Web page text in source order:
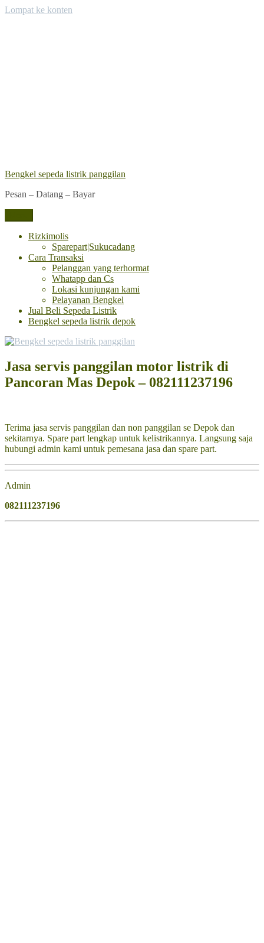
Lompat ke konten
Bengkel sepeda listrik panggilan
Pesan – Datang – Bayar
Rizkimolis
Sparepart|Sukucadang
Cara Transaksi
Pelanggan yang terhormat
Whatapp dan Cs
Lokasi kunjungan kami
Pelayanan Bengkel
Jual Beli Sepeda Listrik
Bengkel sepeda listrik depok
Jasa servis panggilan motor listrik di
Pancoran Mas Depok – 082111237196
Terima jasa servis panggilan dan non panggilan se Depok dan
sekitarnya. Spare part lengkap untuk kelistrikannya. Langsung saja
hubungi admin kami untuk pemesana jasa dan spare part.
Admin
082111237196